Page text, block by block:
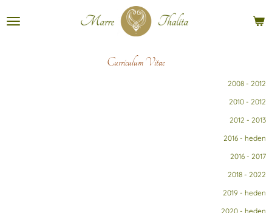
direct
Curriculum Vitae
2008 - 2012
2010 - 2012
2012 - 2013
2016 - heden
2016 - 2017
2018 - 2022
2019 - heden
2020 - heden